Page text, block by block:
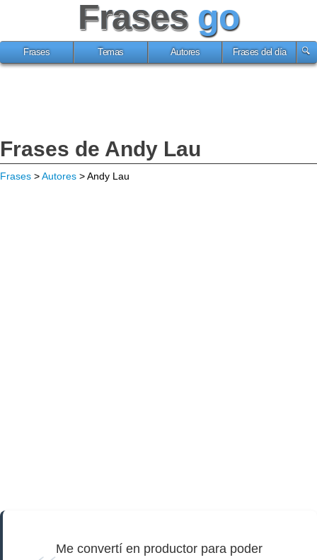
Frases go
Frases Temas Autores Frases del día
Frases de Andy Lau
Frases >Autores > Andy Lau
Me convertí en productor para poder